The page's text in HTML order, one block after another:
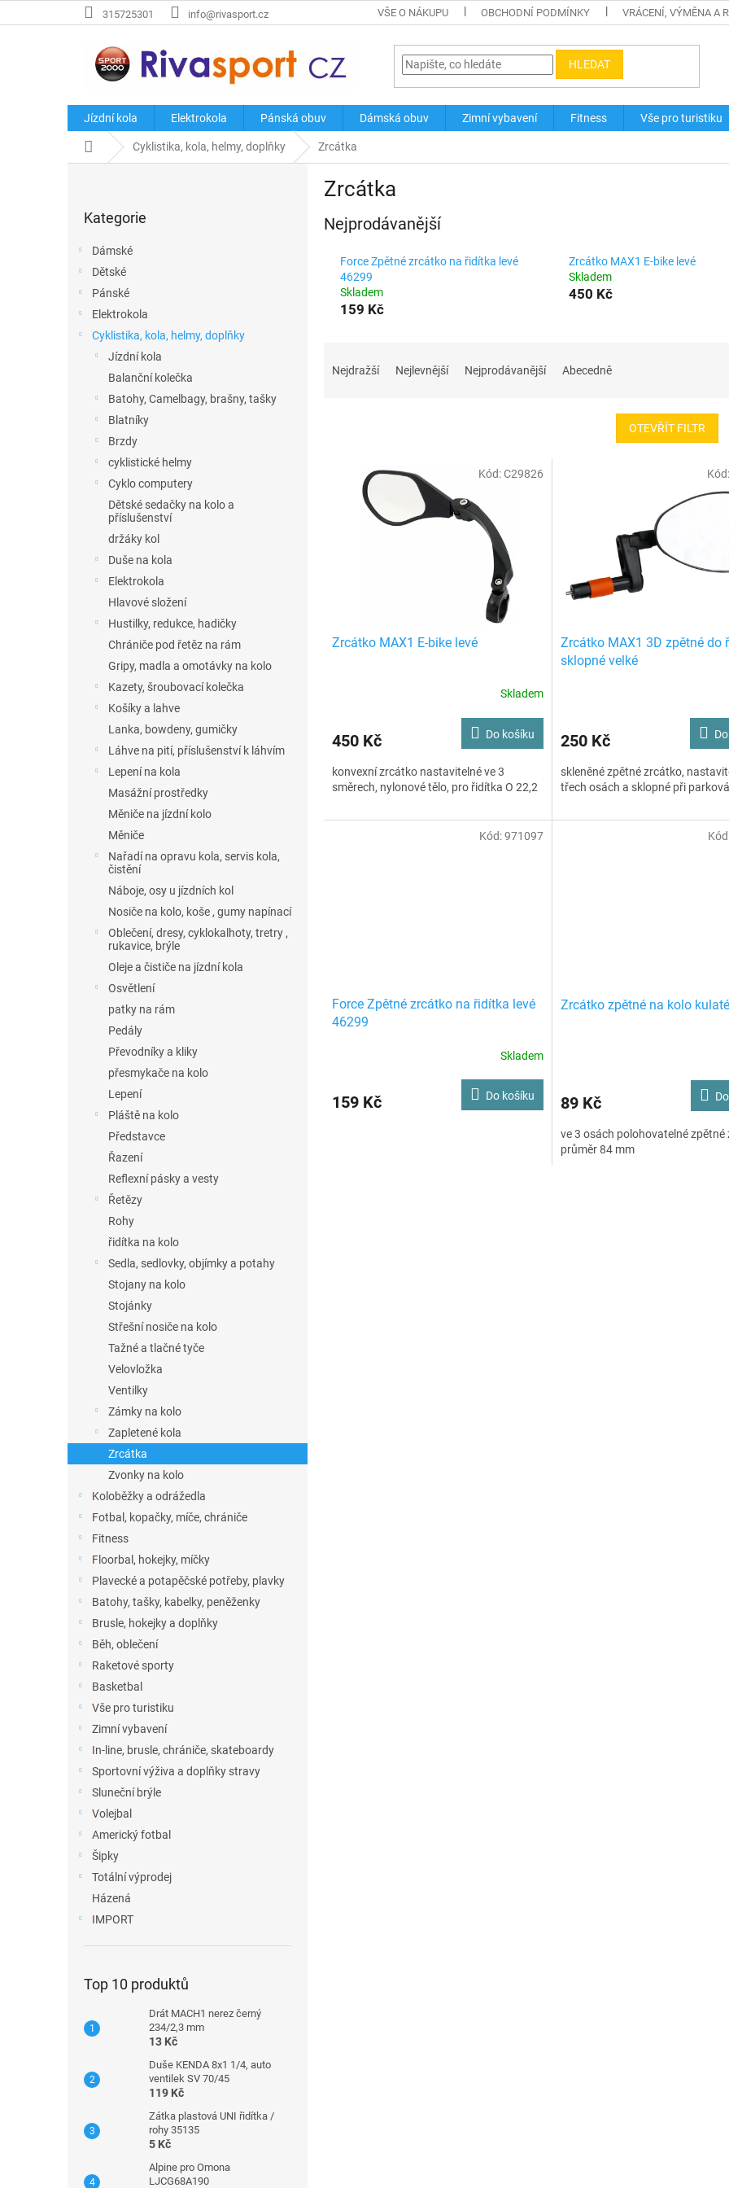
na
315725301 info@rivasport.cz VŠE O NÁKUPU OBCHODNÍ PODMÍNKY VRÁCENÍ, VÝMĚNA A
HLEDAT
Jízdní kola Elektrokola Pánská obuv Dámská obuv Zimní vybavení Fitness Vše pro turistiku
Domů Cyklistika, kola, helmy, doplňky Zrcátka
kategorie
Kategorie
Dámské
Dětské
Pánské
Elektrokola
Cyklistika, kola, helmy, doplňky
Jízdní kola
Balanční kolečka
Batohy, Camelbagy, brašny, tašky
Blatníky
Brzdy
cyklistické helmy
Cyklo computery
Dětské sedačky na kolo a
příslušenství
držáky kol
Duše na kola
Elektrokola
Hlavové složení
Hustilky, redukce, hadičky
Chrániče pod řetěz na rám
Gripy, madla a omotávky na kolo
Kazety, šroubovací kolečka
Košíky a lahve
Lanka, bowdeny, gumičky
Láhve na pití, příslušenství k láhvím
Lepení na kola
Masážní prostředky
Měniče na jízdní kolo
Měniče
Nařadí na opravu kola, servis kola,
čistění
Náboje, osy u jízdních kol
Nosiče na kolo, koše , gumy napínací
Oblečení, dresy, cyklokalhoty, tretry ,
rukavice, brýle
Oleje a čističe na jízdní kola
Osvětlení
patky na rám
Pedály
Převodníky a kliky
přesmykače na kolo
Lepení
Pláště na kolo
Představce
Řazení
Reflexní pásky a vesty
Řetězy
Rohy
řidítka na kolo
Sedla, sedlovky, objímky a potahy
Stojany na kolo
Stojánky
Střešní nosiče na kolo
Tažné a tlačné tyče
Velovložka
Ventilky
Zámky na kolo
Zapletené kola
Zrcátka
Zvonky na kolo
Koloběžky a odrážedla
Fotbal, kopačky, míče, chrániče
Fitness
Floorbal, hokejky, míčky
Plavecké a potapěčské potřeby, plavky
Batohy, tašky, kabelky, peněženky
Brusle, hokejky a doplňky
Běh, oblečení
Raketové sporty
Basketbal
Vše pro turistiku
Zimní vybavení
In-line, brusle, chrániče, skateboardy
Sportovní výživa a doplňky stravy
Sluneční brýle
Volejbal
Americký fotbal
Šipky
Totální výprodej
Házená
IMPORT
Top 10 produktů
Drát MACH1 nerez černý
234/2,3 mm
13 Kč
Duše KENDA 8x1 1/4, auto
ventilek SV 70/45
119 Kč
Zátka plastová UNI řidítka /
rohy 35135
5 Kč
Alpine pro Omona
LJCG68A190
Zrcátka
Nejprodávanější
Force Zpětné zrcátko na řidítka levé
46299
Skladem
159 Kč
Zrcátko MAX1 E-bike levé
Skladem
450 Kč
Nejdražší Nejlevnější Nejprodávanější Abecedně
OTEVŘÍT FILTR
Zrcátko MAX1 E-bike levé
Skladem
450 Kč Do košíku
konvexní zrcátko nastavitelné ve 3
směrech, nylonové tělo, pro řidítka O 22,2
Kód:C29826
Zrcátko MAX1 3D zpětné do
sklopné velké
250 Kč
skleněné zpětné zrcátko,
třech osách a sklopné při
Kód:
Force Zpětné zrcátko na řidítka levé
46299
Skladem
159 Kč Do košíku
Kód:971097
Zrcátko zpětné na kolo kulaté
89 Kč
ve 3 osách polohovatelné zpětné
průměr 84 mm